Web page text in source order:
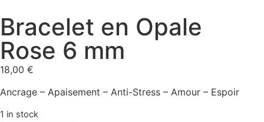
Bracelet en Opale
Rose 6 mm
18,00 €
Ancrage – Apaisement – Anti-Stress – Amour – Espoir
1 in stock